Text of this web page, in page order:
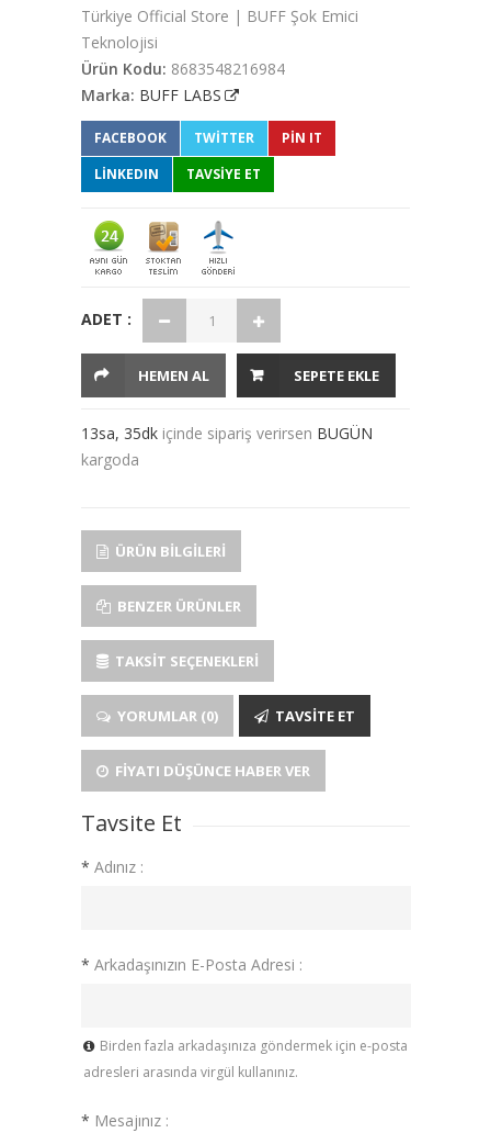
Türkiye Official Store | BUFF Şok Emici
Teknolojisi
Ürün Kodu: 8683548216984
Marka: BUFF LABS
FACEBOOK TWITTER
PIN IT
LINKEDIN
TAVSİYE ET
ADET :
HEMEN AL SEPETE EKLE
13sa, 35dk içinde sipariş verirsen BUGÜN
kargoda
ÜRÜN BILGILERI
BENZER ÜRÜNLER
TAKSIT SEÇENEKLERI
YORUMLAR (0) TAVSITE ET
FIYATI DÜŞÜNCE HABER VER
Tavsite Et
* Adınız :
* Arkadaşınızın E-Posta Adresi :
Birden fazla arkadaşınıza göndermek için e-posta
adresleri arasında virgül kullanınız.
* Mesajınız :